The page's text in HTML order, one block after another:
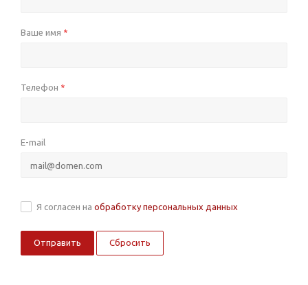
Ваше имя *
Телефон *
E-mail
Я согласен на обработку персональных данных
Сбросить